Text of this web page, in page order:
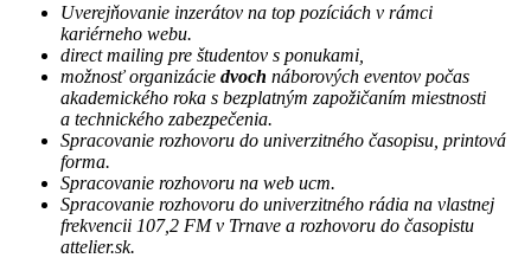
Uverejňovanie inzerátov na top pozíciách v rámci
kariérneho webu.
direct mailing pre študentov s ponukami,
možnosť organizácie dvoch náborových eventov počas
akademického roka s bezplatným zapožičaním miestnosti
a technického zabezpečenia.
Spracovanie rozhovoru do univerzitného časopisu, printová
forma.
Spracovanie rozhovoru na web ucm.
Spracovanie rozhovoru do univerzitného rádia na vlastnej
frekvencii 107,2 FM v Trnave a rozhovoru do časopistu
attelier.sk.